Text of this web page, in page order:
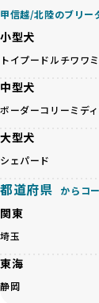
基づいた責任
さらに、健康
の質など、ワ
るかを評価す
り、より高い
ます。
その結果、合
良ブリーダーの
ゃんを家族の
のみを厳選し
心して選べる選
「
こちら
接のヒアリン
待する理想と
健康と性格を
避けます。無
殖を徹底してい
一方、営利優
が多く見受け
等体格の異な
ペットショッ
られるなど、
境は、ストレ
があります。
甲信越/北陸のブリー
小型犬
トイプードルチワワ
中型犬
ボーダーコリーミデ
大型犬
シェパード
都道府県 からコ
関東
埼玉
東海
静岡